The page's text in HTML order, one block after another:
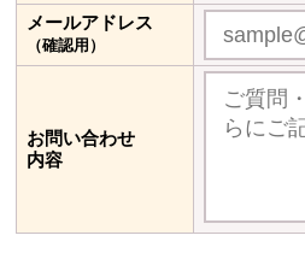
メールアドレス
（確認用）
お問い合わせ
内容